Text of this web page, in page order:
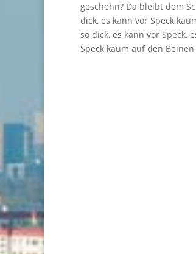
geschehn? Da bleibt dem
dick, es kann vor Speck
so dick, es kann vor Speck,
Speck kaum auf den